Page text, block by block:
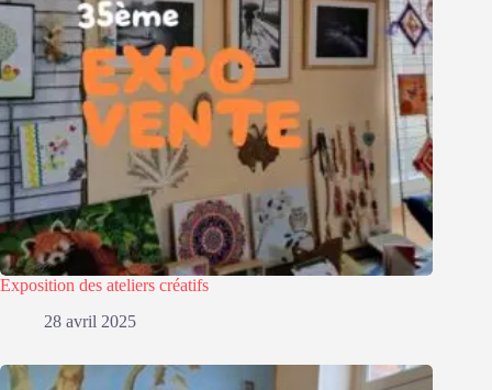
Exposition des ateliers créatifs
28 avril 2025